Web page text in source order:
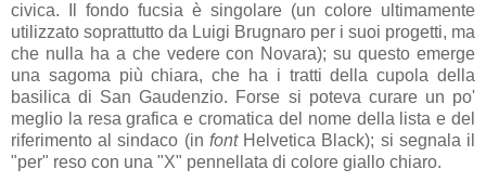
civica. Il fondo fucsia è singolare (un colore ultimamente
utilizzato soprattutto da Luigi Brugnaro per i suoi progetti, ma
che nulla ha a che vedere con Novara); su questo emerge
una sagoma più chiara, che ha i tratti della cupola della
basilica di San Gaudenzio. Forse si poteva curare un po'
meglio la resa grafica e cromatica del nome della lista e del
riferimento al sindaco (in fontHelvetica Black); si segnala il
"per" reso con una "X" pennellata di colore giallo chiaro.